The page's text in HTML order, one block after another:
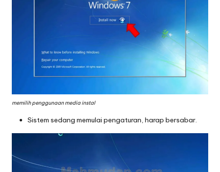
memilih penggunaan media instal
Sistem sedang memulai pengaturan, harap bersabar.